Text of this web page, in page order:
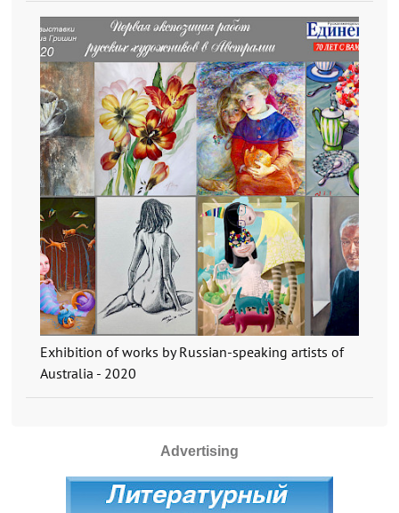
Exhibition of works by Russian-speaking artists of
Australia - 2020
Advertising